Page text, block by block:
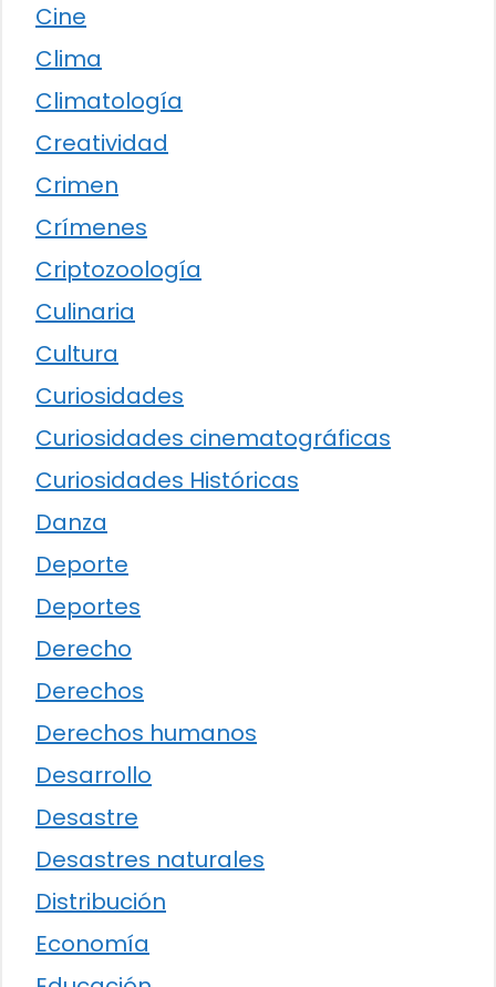
Cine
Clima
Climatología
Creatividad
Crimen
Crímenes
Criptozoología
Culinaria
Cultura
Curiosidades
Curiosidades cinematográficas
Curiosidades Históricas
Danza
Deporte
Deportes
Derecho
Derechos
Derechos humanos
Desarrollo
Desastre
Desastres naturales
Distribución
Economía